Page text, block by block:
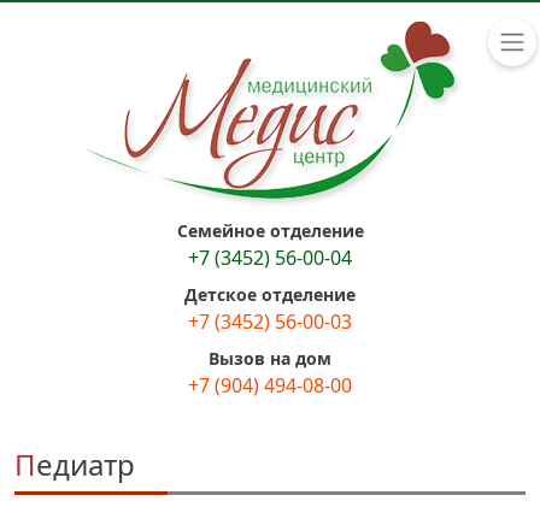
Семейное отделение
+7 (3452) 56-00-04
Детское отделение
+7 (3452) 56-00-03
Вызов на дом
+7 (904) 494-08-00
Педиатр